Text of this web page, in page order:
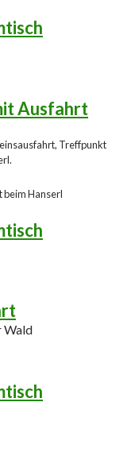
Ausfahrt
Treffpunkt
beim Hanserl
Wald